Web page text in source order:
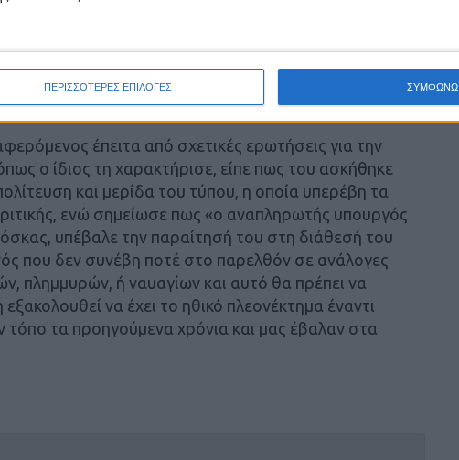
ΠΕΡΙΣΣΟΤΕΡΕΣ ΕΠΙΛΟΓΕΣ ΣΥΜΦΩΝΩ
η χώρα,, όπως και όλες οι χώρες της
και θα καταθέσει τον προϋπολογισμό στα
της έγκρισης εκτιμά πως ούτε περικοπές στις
του αφορολόγητου, αφού οι στόχοι για
θα καλυφθούν…
έπειτα από σχετικές ερωτήσεις για την
ο ίδιος τη χαρακτήρισε, είπε πως του ασκήθηκε
και μερίδα του τύπου, η οποία υπερέβη τα
ενώ σημείωσε πως «ο αναπληρωτής υπουργός
υπέβαλε την παραίτησή του στη διάθεσή του
που δεν συνέβη ποτέ στο παρελθόν σε ανάλογες
πλημμυρών, ή ναυαγίων και αυτό θα πρέπει να
εξακολουθεί να έχει το ηθικό πλεονέκτημα έναντι
τόπο τα προηγούμενα χρόνια και μας έβαλαν στα